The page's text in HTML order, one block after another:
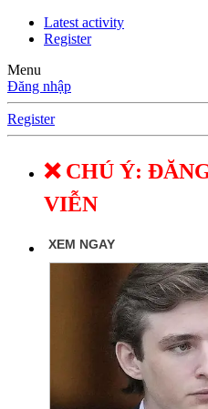
Latest activity
Register
Menu
Đăng nhập
Register
❌ CHÚ Ý:
VIỄN